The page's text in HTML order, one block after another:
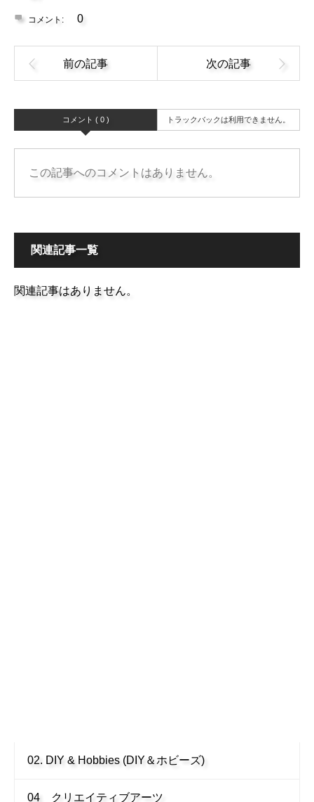
コメント: 0
コメント ( 0 ) トラックバックは利用できません。
この記事へのコメントはありません。
関連記事一覧
関連記事はありません。
02. DIY & Hobbies (DIY＆ホビーズ)
04 クリエイティブアーツ